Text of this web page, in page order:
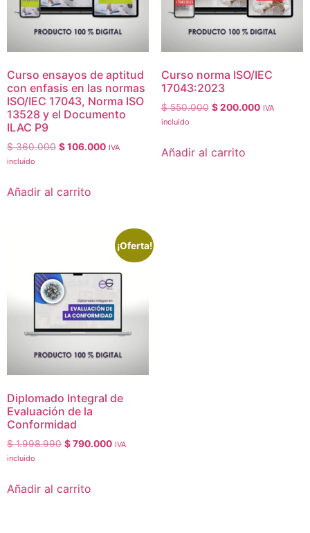
Curso ensayos de aptitud
con enfasis en las normas
ISO/IEC 17043, Norma ISO
13528 y el Documento
ILAC P9
$360.000 $106.000 IVA
incluido
Añadir al carrito
Curso norma ISO/IEC
17043:2023
$550.000 $200.000 IVA
incluido
Añadir al carrito
¡Oferta!
Diplomado Integral de
Evaluación de la
Conformidad
$1.998.990 $790.000 IVA
incluido
Añadir al carrito